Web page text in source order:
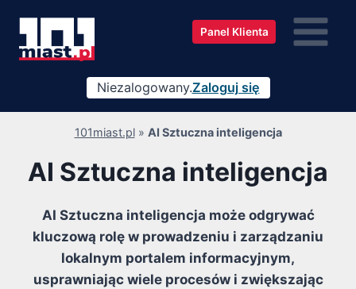
treści
Panel Klienta
Niezalogowany.Zaloguj się
101miast.pl» AI Sztuczna inteligencja
AI Sztuczna inteligencja
AI Sztuczna inteligencja może odgrywać
kluczową rolę w prowadzeniu i zarządzaniu
lokalnym portalem informacyjnym,
usprawniając wiele procesów i zwiększając